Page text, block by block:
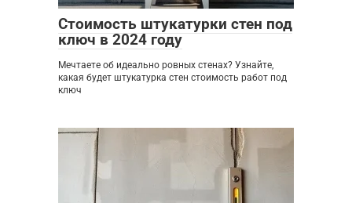
Стоимость штукатурки стен под
ключ в 2024 году
Мечтаете об идеально ровных стенах? Узнайте,
какая будет штукатурка стен стоимость работ под
ключ